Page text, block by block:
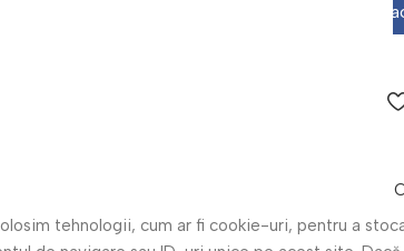
tehnologii, cum ar fi cookie-uri, pentru a